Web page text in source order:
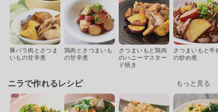
豚バラ肉とさつま
いもの甘辛煮
鶏肉とさつまいも
の甘辛煮
さつまいもと鶏肉
のハニーマスター
ド焼き
さつまいもと牛
の炒め煮
ニラで作れるレシピ もっと見る